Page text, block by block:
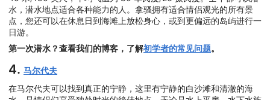
水，潜水地点适合各种能力的人。拿骚拥有适合情侣观光的所有景
点，您还可以在休息日到海滩上放松身心，或到更偏远的岛屿进行一
日游。
第一次潜水？查看我们的博客，了解初学者的常见问题。
4. 马尔代夫
在马尔代夫可以找到真正的宁静，这里有宁静的白沙滩和清澈的海